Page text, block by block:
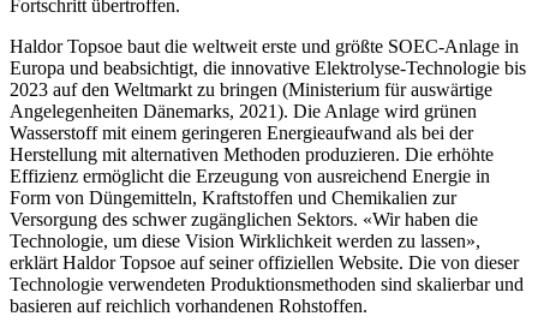
Fortschritt übertroffen.
Haldor Topsoe baut die weltweit erste und größte SOEC-Anlage in
Europa und beabsichtigt, die innovative Elektrolyse-Technologie bis
2023 auf den Weltmarkt zu bringen (Ministerium für auswärtige
Angelegenheiten Dänemarks, 2021). Die Anlage wird grünen
Wasserstoff mit einem geringeren Energieaufwand als bei der
Herstellung mit alternativen Methoden produzieren. Die erhöhte
Effizienz ermöglicht die Erzeugung von ausreichend Energie in
Form von Düngemitteln, Kraftstoffen und Chemikalien zur
Versorgung des schwer zugänglichen Sektors. «Wir haben die
Technologie, um diese Vision Wirklichkeit werden zu lassen»,
erklärt Haldor Topsoe auf seiner offiziellen Website. Die von dieser
Technologie verwendeten Produktionsmethoden sind skalierbar und
basieren auf reichlich vorhandenen Rohstoffen.